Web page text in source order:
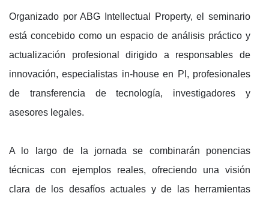
Organizado por ABG Intellectual Property, el seminario
está concebido como un espacio de análisis práctico y
actualización profesional dirigido a responsables de
innovación, especialistas in-house en PI, profesionales
de transferencia de tecnología, investigadores y
asesores legales.
A lo largo de la jornada se combinarán ponencias
técnicas con ejemplos reales, ofreciendo una visión
clara de los desafíos actuales y de las herramientas